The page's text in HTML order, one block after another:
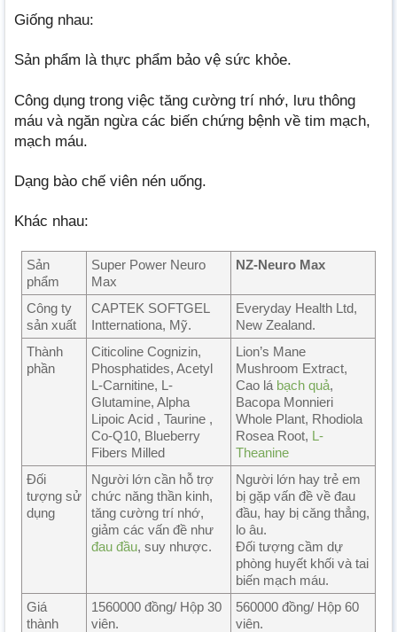
Giống nhau:
Sản phẩm là thực phẩm bảo vệ sức khỏe.
Công dụng trong việc tăng cường trí nhớ, lưu thông
máu và ngăn ngừa các biến chứng bệnh về tim mạch,
mạch máu.
Dạng bào chế viên nén uống.
Khác nhau:
Sản
phẩm
Super Power Neuro
Max
NZ-Neuro Max
Công ty
sản xuất
CAPTEK SOFTGEL
Intternationa, Mỹ.
Everyday Health Ltd,
New Zealand.
Thành
phần
Citicoline Cognizin,
Phosphatides, Acetyl
L-Carnitine, L-
Glutamine, Alpha
Lipoic Acid , Taurine ,
Co-Q10, Blueberry
Fibers Milled
Lion’s Mane
Mushroom Extract,
Cao lá bạch quả,
Bacopa Monnieri
Whole Plant, Rhodiola
Rosea Root, L-
Theanine
Đối
tượng sử
dụng
Người lớn cần hỗ trợ
chức năng thần kinh,
tăng cường trí nhớ,
giảm các vấn đề như
đau đầu, suy nhược.
Người lớn hay trẻ em
bị gặp vấn đề về đau
đầu, hay bị căng thẳng,
lo âu.
Đối tượng cầm dự
phòng huyết khối và tai
biến mạch máu.
Giá
thành
1560000 đồng/ Hộp 30
viên.
560000 đồng/ Hộp 60
viên.